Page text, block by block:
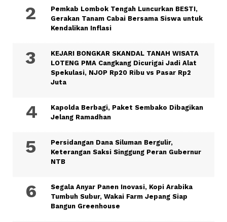
Pemkab Lombok Tengah Luncurkan BESTI,
Gerakan Tanam Cabai Bersama Siswa untuk
Kendalikan Inflasi
KEJARI BONGKAR SKANDAL TANAH WISATA
LOTENG PMA Cangkang Dicurigai Jadi Alat
Spekulasi, NJOP Rp20 Ribu vs Pasar Rp2
Juta
Kapolda Berbagi, Paket Sembako Dibagikan
Jelang Ramadhan
Persidangan Dana Siluman Bergulir,
Keterangan Saksi Singgung Peran Gubernur
NTB
Segala Anyar Panen Inovasi, Kopi Arabika
Tumbuh Subur, Wakai Farm Jepang Siap
Bangun Greenhouse